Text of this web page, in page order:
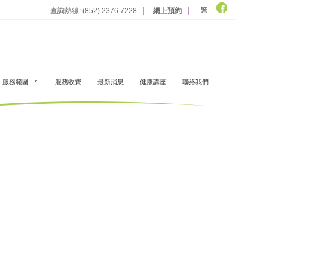
查詢熱線: (852) 2376 7228 網上預約 繁
服務範圍 服務收費 最新消息 健康講座 聯絡我們